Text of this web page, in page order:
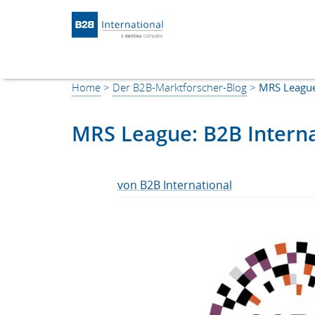
Return to Homepage
Home > Der B2B-Marktforscher-Blog > MRS
MRS League: B2B
von B2B International